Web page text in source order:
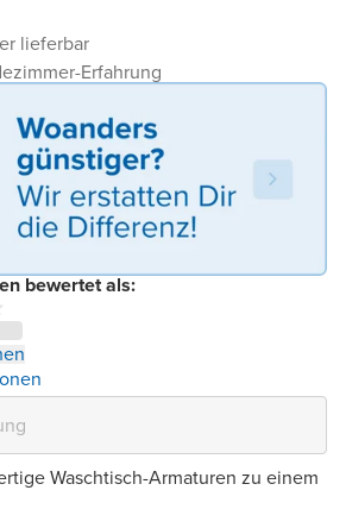
lieferbar
Erfahrung
bewertet als:
Waschtisch-Armaturen zu einem